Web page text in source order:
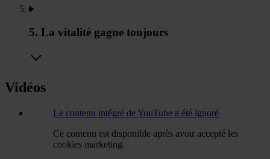
5. La vitalité gagne toujours
Vidéos
Le contenu intégré de YouTube a été ignoré
Ce contenu est disponible après avoir accepté les
cookies marketing.